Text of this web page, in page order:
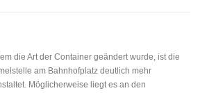
die Art der Container geändert wurde, ist die
am Bahnhofplatz deutlich mehr
Möglicherweise liegt es an den